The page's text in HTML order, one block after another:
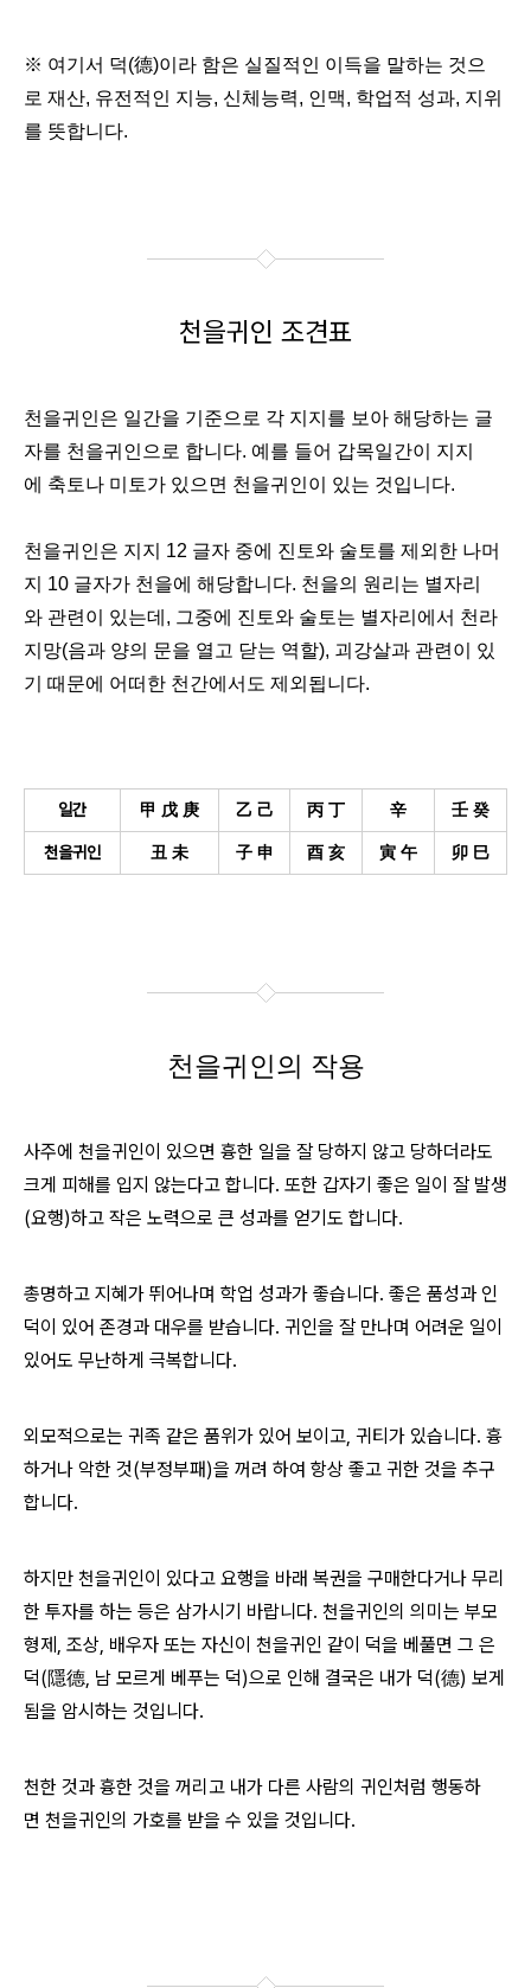
※ 여기서 덕(德)이라 함은 실질적인 이득을 말하는 것으
로 재산, 유전적인 지능, 신체능력, 인맥, 학업적 성과, 지위
를 뜻합니다.
천을귀인 조견표
천을귀인은 일간을 기준으로 각 지지를 보아 해당하는 글
자를 천을귀인으로 합니다. 예를 들어 갑목일간이 지지
에 축토나 미토가 있으면 천을귀인이 있는 것입니다.
천을귀인은 지지 12 글자 중에 진토와 술토를 제외한 나머
지 10 글자가 천을에 해당합니다. 천을의 원리는 별자리
와 관련이 있는데, 그중에 진토와 술토는 별자리에서 천라
지망(음과 양의 문을 열고 닫는 역할), 괴강살과 관련이 있
기 때문에 어떠한 천간에서도 제외됩니다.
일간 甲 戊 庚 乙 己 丙 丁 辛 壬 癸
천을귀인 丑 未 子 申 酉 亥 寅 午 卯 巳
천을귀인의 작용
사주에 천을귀인이 있으면 흉한 일을 잘 당하지 않고 당하더라도
크게 피해를 입지 않는다고 합니다. 또한 갑자기 좋은 일이 잘 발생
(요행)하고 작은 노력으로 큰 성과를 얻기도 합니다.
총명하고 지혜가 뛰어나며 학업 성과가 좋습니다. 좋은 품성과 인
덕이 있어 존경과 대우를 받습니다. 귀인을 잘 만나며 어려운 일이
있어도 무난하게 극복합니다.
외모적으로는 귀족 같은 품위가 있어 보이고, 귀티가 있습니다. 흉
하거나 악한 것(부정부패)을 꺼려 하여 항상 좋고 귀한 것을 추구
합니다.
하지만 천을귀인이 있다고 요행을 바래 복권을 구매한다거나 무리
한 투자를 하는 등은 삼가시기 바랍니다. 천을귀인의 의미는 부모
형제, 조상, 배우자 또는 자신이 천을귀인 같이 덕을 베풀면 그 은
덕(隱德, 남 모르게 베푸는 덕)으로 인해 결국은 내가 덕(德) 보게
됨을 암시하는 것입니다.
천한 것과 흉한 것을 꺼리고 내가 다른 사람의 귀인처럼 행동하
면 천을귀인의 가호를 받을 수 있을 것입니다.